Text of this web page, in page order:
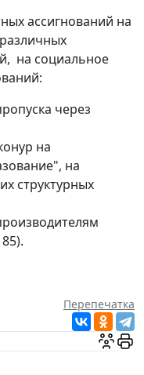
ассигнований на
на социальное
через
на
на
структурных
Перепечатка